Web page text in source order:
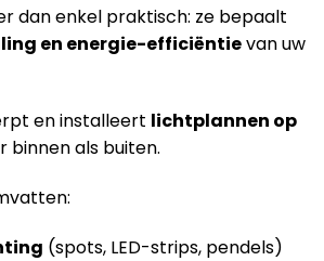
dan enkel praktisch: ze bepaalt
en energie-efficiëntievan uw
en installeert lichtplannen op
binnen als buiten.
(spots, LED-strips, pendels)